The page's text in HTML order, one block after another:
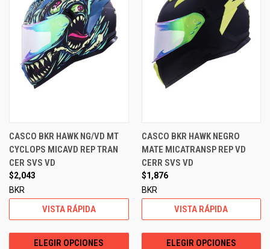
CASCO BKR HAWK NG/VD MT
CYCLOPS MICAVD REP TRAN
CER SVS VD
$2,043
BKR
VISTA RÁPIDA
ELEGIR OPCIONES
CASCO BKR HAWK NEGRO
MATE MICATRANSP REP VD
CERR SVS VD
$1,876
BKR
VISTA RÁPIDA
ELEGIR OPCIONES